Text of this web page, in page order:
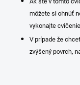
môžete si ohnúť
vykonajte
V prípade že
zvýšený povrch,